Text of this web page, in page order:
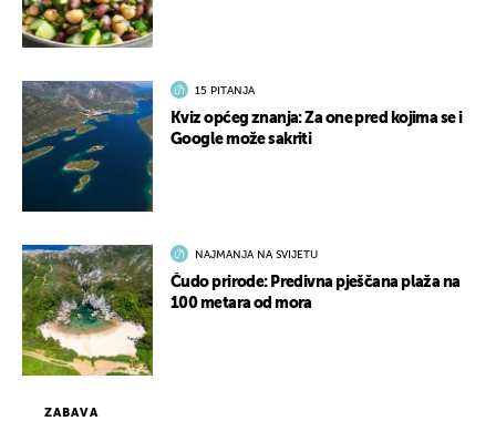
ZABAVA
15 PITANJA
Kviz općeg znanja: Za one pred kojima se i
Google može sakriti
NAJMANJA NA SVIJETU
Čudo prirode: Predivna pješčana plaža na
100 metara od mora